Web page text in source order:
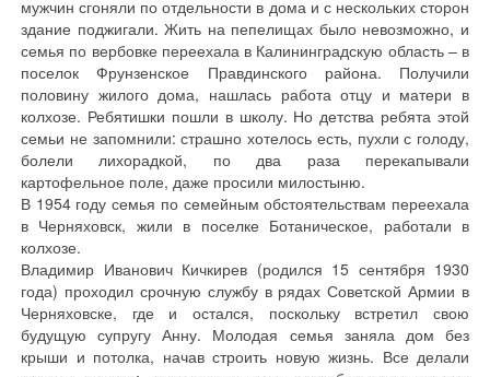
мужчин сгоняли по отдельности в дома и с нескольких сторон
здание поджигали. Жить на пепелищах было невозможно, и
семья по вербовке переехала в Калининградскую область – в
поселок Фрунзенское Правдинского района. Получили
половину жилого дома, нашлась работа отцу и матери в
колхозе. Ребятишки пошли в школу. Но детства ребята этой
семьи не запомнили: страшно хотелось есть, пухли с голоду,
болели лихорадкой, по два раза перекапывали
картофельное поле, даже просили милостыню.
В 1954 году семья по семейным обстоятельствам переехала
в Черняховск, жили в поселке Ботаническое, работали в
колхозе.
Владимир Иванович Кичкирев (родился 15 сентября 1930
года) проходил срочную службу в рядах Советской Армии в
Черняховске, где и остался, поскольку встретил свою
будущую супругу Анну. Молодая семья заняла дом без
крыши и потолка, начав строить новую жизнь. Все делали